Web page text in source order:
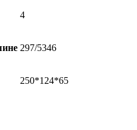
4
297/5346
250*124*65